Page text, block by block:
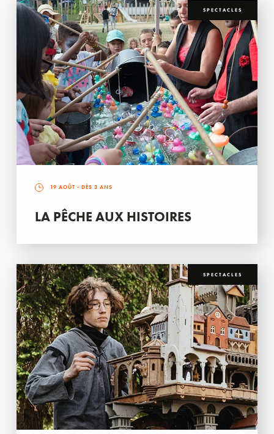
SPECTACLES
19 AOÛT - DÈS 3 ANS
LA PÊCHE AUX HISTOIRES
SPECTACLES